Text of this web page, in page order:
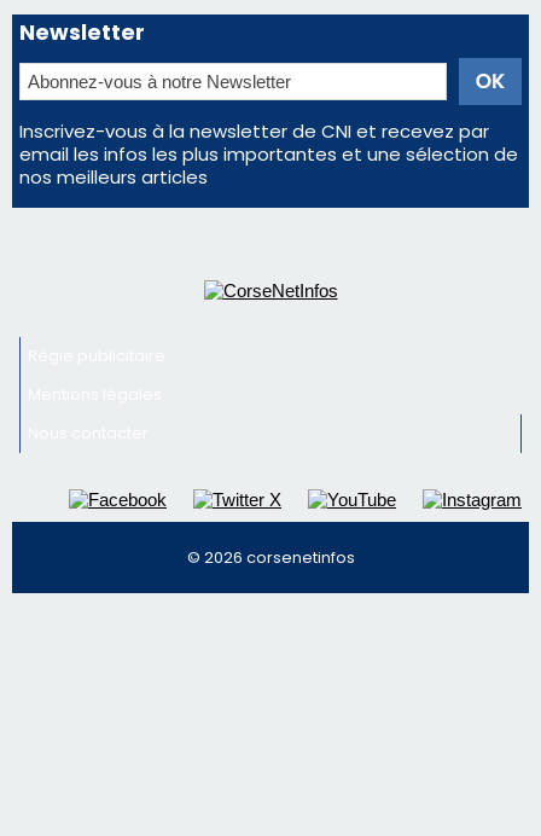
Newsletter
Inscrivez-vous à la newsletter de CNI et recevez par
email les infos les plus importantes et une sélection de
nos meilleurs articles
© 2026 corsenetinfos